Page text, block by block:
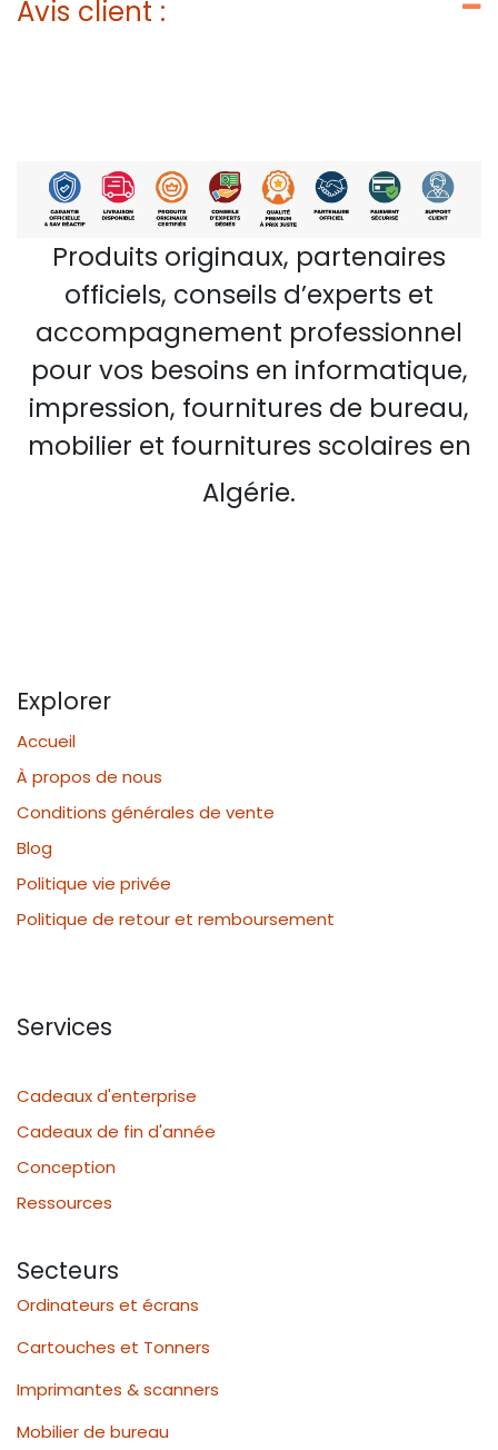
Avis client :
Produits originaux, partenaires
officiels, conseils d’experts et
accompagnement professionnel
pour vos besoins en informatique,
impression, fournitures de bureau,
mobilier et fournitures scolaires en
Algérie.
Explorer
Accueil
À propos de nous
Conditions générales de vente
Blog
Politique vie privée
Politique de retour et remboursement
Services
Cadeaux d'enterprise
Cadeaux de fin d'année
Conception
Ressources
Secteurs
Ordinateurs et écrans
Cartouches et Tonners
Imprimantes & scanners
Mobilier de bureau